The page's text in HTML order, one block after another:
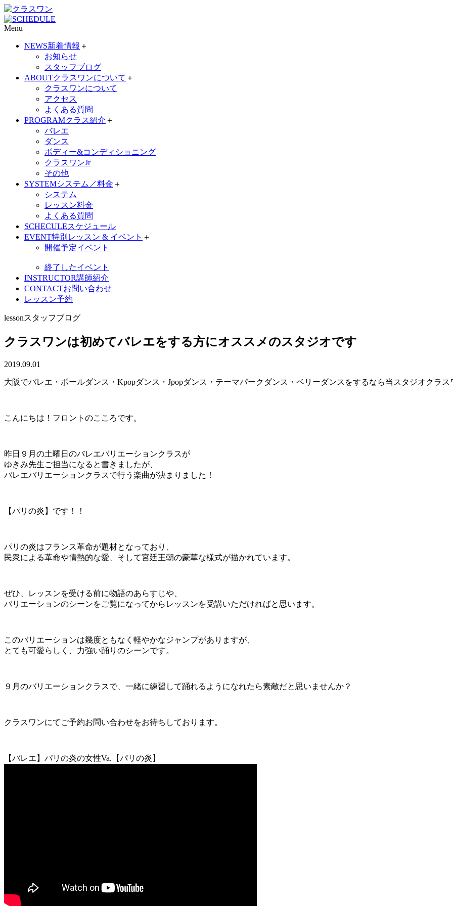
Menu
NEWS新着情報 ＋
お知らせ
スタッフブログ
ABOUTクラスワンについて ＋
クラスワンについて
アクセス
よくある質問
PROGRAMクラス紹介 ＋
バレエ
ダンス
ボディー&コンディショニング
クラスワンJr
その他
SYSTEMシステム／料金 ＋
システム
レッスン料金
よくある質問
SCHECULEスケジュール
EVENT特別レッスン & イベント ＋
開催予定イベント
終了したイベント
INSTRUCTOR講師紹介
CONTACTお問い合わせ
レッスン予約
lessonスタッフブログ
クラスワンは初めてバレエをする方にオススメのスタジオです
2019.09.01
大阪でバレエ・ポールダンス・Kpopダンス・Jpopダンス・テーマパークダンス・ベリーダンスをするなら当スタジオクラス
こんにちは！フロントのこころです。
昨日９月の土曜日のバレエバリエーションクラスが
ゆきみ先生ご担当になると書きましたが、
バレエバリエーションクラスで行う楽曲が決まりました！
【パリの炎】です！！
パリの炎はフランス革命が題材となっており、
民衆による革命や情熱的な愛、そして宮廷王朝の豪華な様式が描かれています。
ぜひ、レッスンを受ける前に物語のあらすじや、
バリエーションのシーンをご覧になってからレッスンを受講いただければと思います。
このバリエーションは幾度ともなく軽やかなジャンプがありますが、
とても可愛らしく、力強い踊りのシーンです。
９月のバリエーションクラスで、一緒に練習して踊れるようになれたら素敵だと思いませんか？
クラスワンにてご予約お問い合わせをお待ちしております。
【バレエ】パリの炎の女性Va.【パリの炎】